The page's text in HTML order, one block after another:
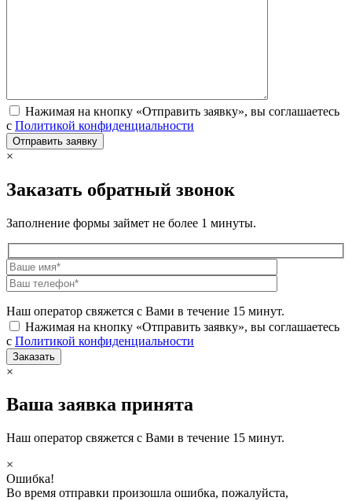
Нажимая на кнопку «Отправить заявку», вы соглашаетесь
с Политикой конфиденциальности
×
Заказать обратный звонок
Заполнение формы займет не более 1 минуты.
Наш оператор свяжется с Вами в течение 15 минут.
Нажимая на кнопку «Отправить заявку», вы соглашаетесь
с Политикой конфиденциальности
×
Ваша заявка принята
Наш оператор свяжется с Вами в течение 15 минут.
×
Ошибка!
Во время отправки произошла ошибка, пожалуйста,